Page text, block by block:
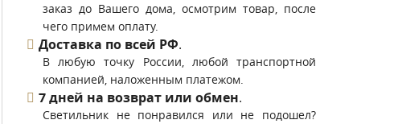
заказ до Вашего дома, осмотрим товар, после
чего примем оплату.
Доставка по всей РФ.
В любую точку России, любой транспортной
компанией, наложенным платежом.
7 дней на возврат или обмен.
Светильник не понравился или не подошел?